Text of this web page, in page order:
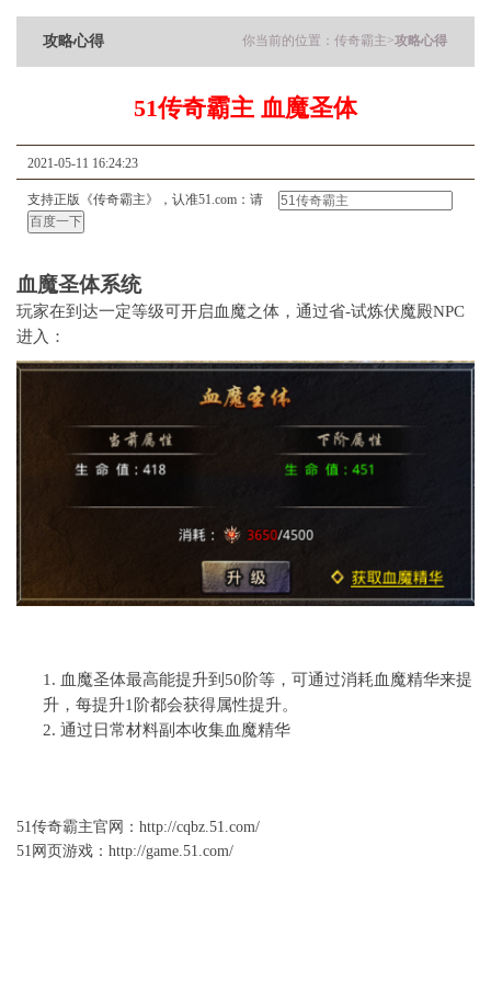
你当前的位置： 传奇霸主>攻略心得
攻略心得
51传奇霸主 血魔圣体
2021-05-11 16:24:23
支持正版《传奇霸主》，认准51.com：请
血魔圣体系统
玩家在到达一定等级可开启血魔之体，通过省-试炼伏魔殿NPC
进入 ：
1. 血魔圣体最高能提升到 50阶等 ，可通过消耗血魔精华来提
升，每提升1 阶都会获得属性提升。
2. 通过日常材料副本收集血魔精华
51 传奇霸主官网 ： http://cqbz.51.com/
51网页游戏： http://game.51.com/